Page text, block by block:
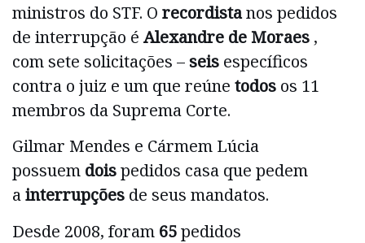
ministros do STF. O recordistanos pedidos
de interrupção é Alexandre de Moraes ,
com sete solicitações –seis específicos
contra o juiz e um que reúne todos os 11
membros da Suprema Corte.
Gilmar Mendes e Cármem Lúcia
possuem doispedidos casa que pedem
ainterrupções de seus mandatos.
Desde 2008, foram 65pedidos